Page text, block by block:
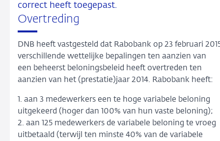
correct heeft toegepast.
Overtreding
DNB heeft vastgesteld dat Rabobank op 23 februari
verschillende wettelijke bepalingen ten aanzien van
een beheerst beloningsbeleid heeft overtreden ten
aanzien van het (prestatie)jaar 2014. Rabobank heeft:
1. aan 3 medewerkers een te hoge variabele beloning
uitgekeerd (hoger dan 100% van hun vaste beloning);
2. aan 125 medewerkers de variabele beloning te vroeg
uitbetaald (terwijl ten minste 40% van de variabele